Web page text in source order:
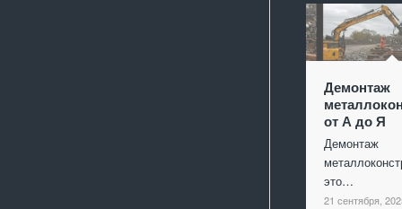
Демонтаж
от А до Я
Демонтаж
это…
21 сентября,